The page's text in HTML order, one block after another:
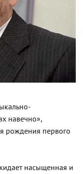
навечно»,
рождения первого
насыщенная и